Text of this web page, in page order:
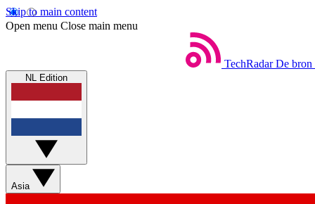
Skip to main content
Open menu Close main menu
TechRadar De bron
NL Edition
Asia